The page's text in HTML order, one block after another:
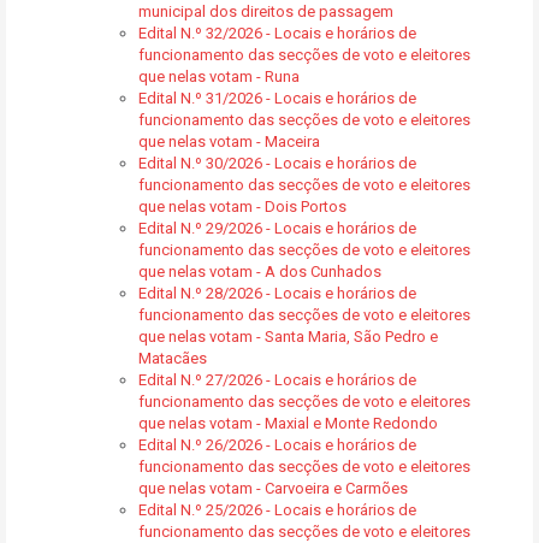
municipal dos direitos de passagem
Edital N.º 32/2026 - Locais e horários de
funcionamento das secções de voto e eleitores
que nelas votam - Runa
Edital N.º 31/2026 - Locais e horários de
funcionamento das secções de voto e eleitores
que nelas votam - Maceira
Edital N.º 30/2026 - Locais e horários de
funcionamento das secções de voto e eleitores
que nelas votam - Dois Portos
Edital N.º 29/2026 - Locais e horários de
funcionamento das secções de voto e eleitores
que nelas votam - A dos Cunhados
Edital N.º 28/2026 - Locais e horários de
funcionamento das secções de voto e eleitores
que nelas votam - Santa Maria, São Pedro e
Matacães
Edital N.º 27/2026 - Locais e horários de
funcionamento das secções de voto e eleitores
que nelas votam - Maxial e Monte Redondo
Edital N.º 26/2026 - Locais e horários de
funcionamento das secções de voto e eleitores
que nelas votam - Carvoeira e Carmões
Edital N.º 25/2026 - Locais e horários de
funcionamento das secções de voto e eleitores